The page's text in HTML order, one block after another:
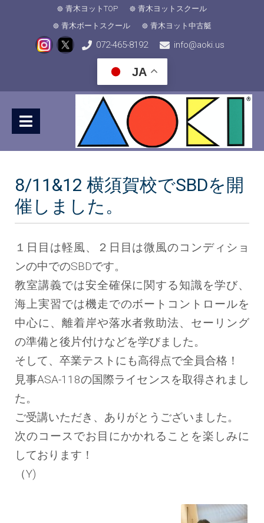
青木ヨットTOP
青木ヨットスクール
青木ボートスクール
青木ヨット中古艇
072-465-8192 info@aoki.us
JA
8/11&12 横須賀校でSBDを開
催しました。
１日目は軽風、２日目は微風のコンディショ
ンの中でのSBDです。
教室講義では安全確保に関する知識を学び、
海上実習では機走でのボートコントロールを
中心に、離着岸や落水者救助法、セーリング
の準備と後片付けなどを学びました。
そして、卒業テストにも高得点で全員合格！
見事ASA-118の国際ライセンスを取得されまし
た。
ご受講いただき、ありがとうございました。
次のコースでお目にかかれることを楽しみに
しております！
（Y)